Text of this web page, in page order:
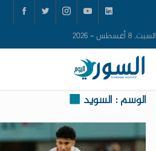
السبت, 8 أغسطس - 2026
الوسم : السويد